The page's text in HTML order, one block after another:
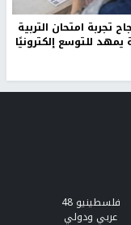
تجربة امتحان التربية
يمهد للتوسع إلكترونيًا
فلسطينيو 48
عربي ودولي